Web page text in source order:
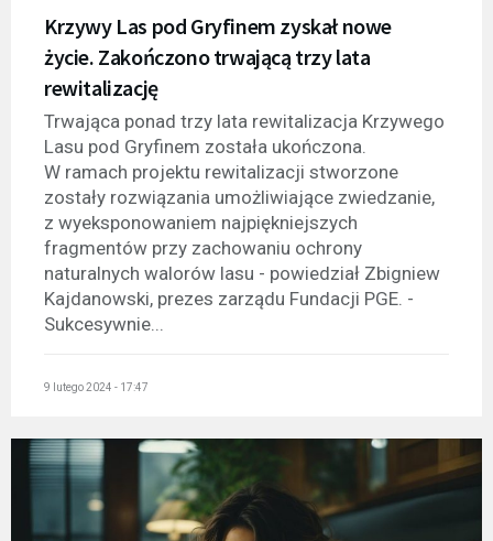
Krzywy Las pod Gryfinem zyskał nowe
życie. Zakończono trwającą trzy lata
rewitalizację
Trwająca ponad trzy lata rewitalizacja Krzywego
Lasu pod Gryfinem została ukończona.
W ramach projektu rewitalizacji stworzone
zostały rozwiązania umożliwiające zwiedzanie,
z wyeksponowaniem najpiękniejszych
fragmentów przy zachowaniu ochrony
naturalnych walorów lasu - powiedział Zbigniew
Kajdanowski, prezes zarządu Fundacji PGE. -
Sukcesywnie...
9 lutego 2024 - 17:47